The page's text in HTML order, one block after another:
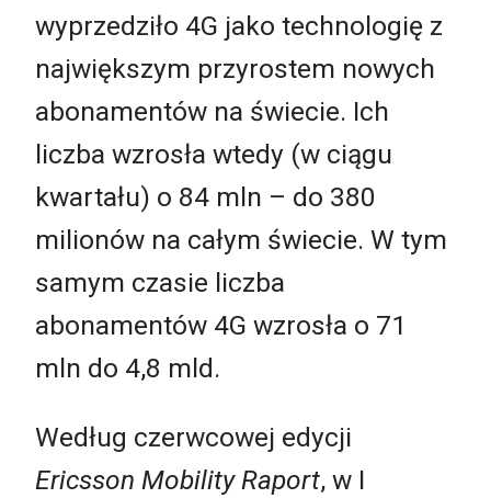
wyprzedziło 4G jako technologię z
największym przyrostem nowych
abonamentów na świecie. Ich
liczba wzrosła wtedy (w ciągu
kwartału) o 84 mln – do 380
milionów na całym świecie. W tym
samym czasie liczba
abonamentów 4G wzrosła o 71
mln do 4,8 mld.
Według czerwcowej edycji
Ericsson Mobility Raport, w I